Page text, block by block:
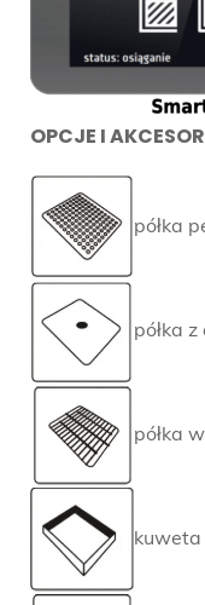
OPCJE I
półka
półka
półka
kuweta